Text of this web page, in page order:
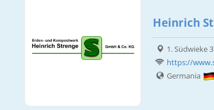
Heinrich
1. Südwieke
https://
Germania